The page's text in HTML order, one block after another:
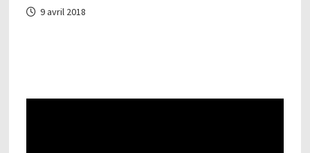
9 avril 2018